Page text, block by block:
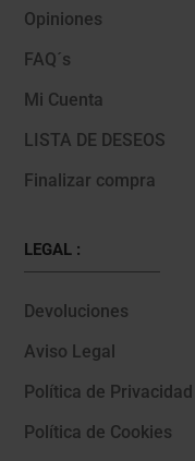
Opiniones
FAQ´s
Mi Cuenta
LISTA DE DESEOS
Finalizar compra
LEGAL :
Devoluciones
Aviso Legal
Política de Privacidad
Política de Cookies